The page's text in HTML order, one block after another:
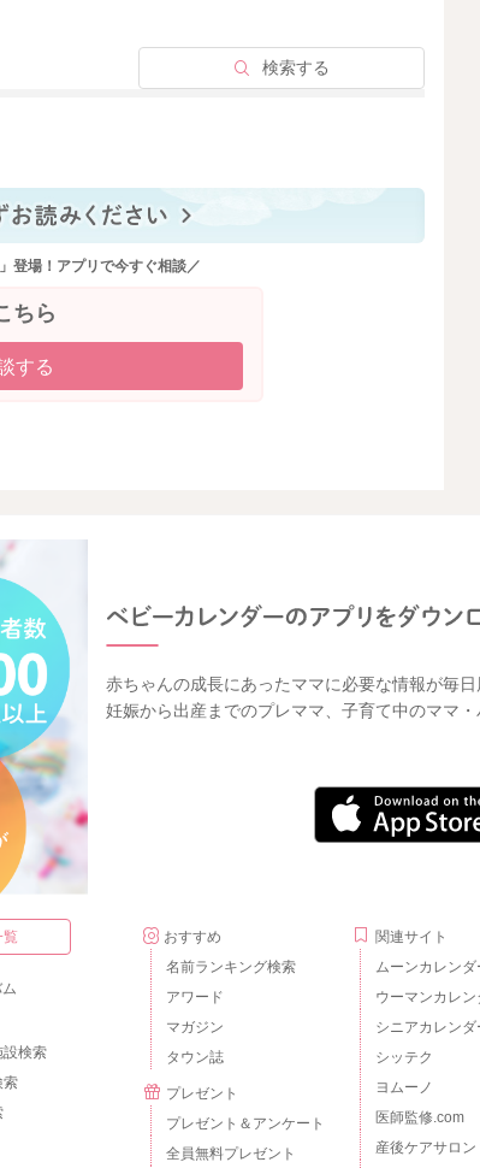
検索する
登場！アプリで今すぐ相談／
ちら
する
赤ちゃんの成長にあったママに必要な情報が毎日
妊娠から出産までのプレママ、子育て中のママ
覧
設検索
索
おすすめ
名前ランキング検索
アワード
マガジン
タウン誌
プレゼント
プレゼント＆アンケート
全員無料プレゼント
関連サイト
ムーンカレンダ
ウーマンカレン
シニアカレンダ
シッテク
ヨムーノ
医師監修.com
産後ケアサロ